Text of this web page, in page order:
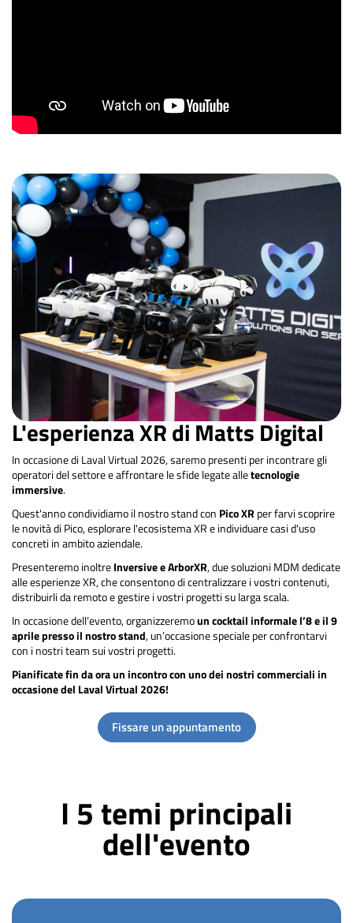
L'esperienza XR di Matts Digital
In occasione di Laval Virtual 2026, saremo presenti per incontrare gli
operatori del settore e affrontare le sfide legate alletecnologie
immersive.
Quest'anno condividiamo il nostro stand con Pico XR per farvi scoprire
le novità di Pico, esplorare l'ecosistema XR e individuare casi d'uso
concreti in ambito aziendale.
Presenteremo inoltreInversive e ArborXR, due soluzioni MDM dedicate
alle esperienze XR, che consentono di centralizzare i vostri contenuti,
distribuirli da remoto e gestire i vostri progetti su larga scala.
In occasione dell’evento, organizzeremoun cocktail informale l’8 e il 9
aprile presso il nostro stand, un’occasione speciale per confrontarvi
con i nostri team sui vostri progetti.
Pianificate fin da ora un incontro con uno dei nostri commerciali in
occasione del Laval Virtual 2026!
Fissare un appuntamento
I 5 temi principali
dell'evento